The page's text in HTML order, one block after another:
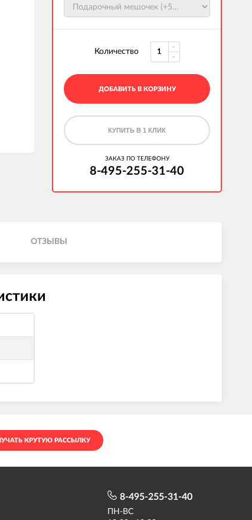
Количество
ДОБАВИТЬ В КОРЗИНУ
КУПИТЬ В 1 КЛИК
ЗАКАЗ ПО ТЕЛЕФОНУ
8-495-255-31-40
ОТЗЫВЫ
КРУТУЮ РАССЫЛКУ
8-495-255-31-40
ПН-ВС